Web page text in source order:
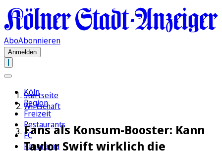
AboAbonnieren
Anmelden
Köln
Region
Freizeit
Restaurants
FC
Panorama
Startseite
Wirtschaft
Fans als Konsum-Booster: Kann
Taylor Swift wirklich die